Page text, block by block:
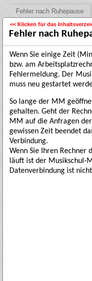
Fehler nach Ruhepause
<< Klicken für das
Fehler nach
Wenn Sie einige Zeit
bzw. am
Fehlermeldung. Der
muss neu gestartet
So lange der MM
gehalten. Geht der
MM auf die Anfragen
gewissen Zeit beendet
Verbindung.
Wenn Sie Ihren Rechner
läuft ist der Musikschul-
Datenverbindung ist